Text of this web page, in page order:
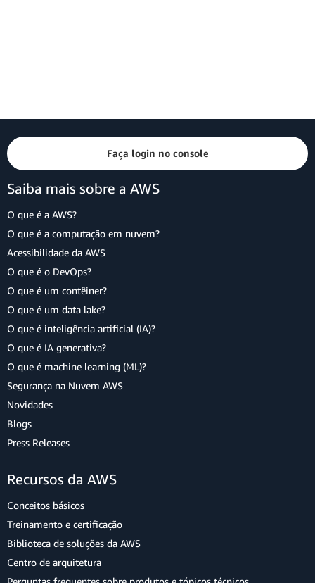
Faça login no console
Saiba mais sobre a AWS
O que é a AWS?
O que é a computação em nuvem?
Acessibilidade da AWS
O que é o DevOps?
O que é um contêiner?
O que é um data lake?
O que é inteligência artificial (IA)?
O que é IA generativa?
O que é machine learning (ML)?
Segurança na Nuvem AWS
Novidades
Blogs
Press Releases
Recursos da AWS
Conceitos básicos
Treinamento e certificação
Biblioteca de soluções da AWS
Centro de arquitetura